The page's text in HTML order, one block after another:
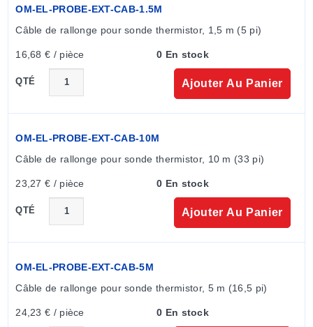
recharge en dehors de cette plage de température. Les
lectures de l'enregistreur de données peuvent être
inexactes pendant la recharge de la batterie.
Avec la série OM-EL-WIFI, le logiciel installé sur le PC
permet la configuration, l'enregistrement et la
consultation des données. Les fonctions de
configuration comprennent le nom de l'enregistreur de
alarmes haute/basse. Une fois configurées, les
données historiques peuvent être consultées à l'aide
de l'outil graphique ou exportées vers Excel. Ce
logiciel est disponible gratuitement auprès d'OMEGA.
canal) sont approvisionnés avec des sondes de
température à thermistance amovibles. La sonde peut
l'aide du montage fourni (la sonde s'enclenche dans le
OM-EL-PROBE-EXT-CAB-1.5M
Câble de rallonge pour sonde thermistor, 1,5 m (5 pi)
16,68 € / pièce 0 En stock
QTÉ Ajouter Au Panier
OM-EL-PROBE-EXT-CAB-10M
Câble de rallonge pour sonde thermistor, 10 m (33 pi)
23,27 € / pièce 0 En stock
QTÉ Ajouter Au Panier
OM-EL-PROBE-EXT-CAB-5M
Câble de rallonge pour sonde thermistor, 5 m (16,5 pi)
24,23 € / pièce 0 En stock